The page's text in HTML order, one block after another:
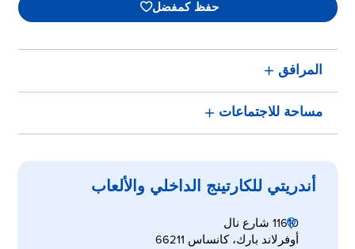
حفظ كمفضل
المرافق
مساحة للاجتماعات
أندريتي للكارتينج الداخلي والألعاب
11610 شارع نال
أوفرلاند بارك، كانساس 66211